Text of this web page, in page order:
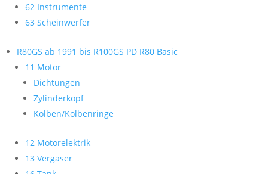
62 Instrumente
63 Scheinwerfer
R80GS ab 1991 bis R100GS PD R80 Basic
11 Motor
Dichtungen
Zylinderkopf
Kolben/Kolbenringe
12 Motorelektrik
13 Vergaser